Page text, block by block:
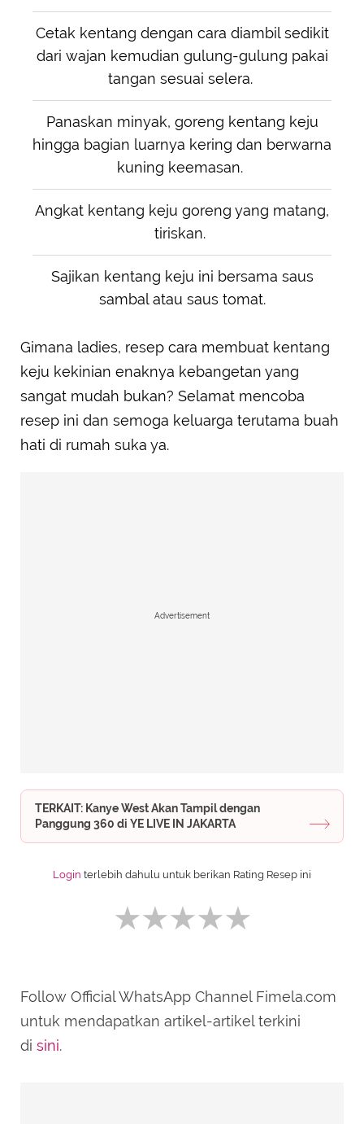
Cetak kentang dengan cara diambil sedikit
dari wajan kemudian gulung-gulung pakai
tangan sesuai selera.
Panaskan minyak, goreng kentang keju
hingga bagian luarnya kering dan berwarna
kuning keemasan.
Angkat kentang keju goreng yang matang,
tiriskan.
Sajikan kentang keju ini bersama saus
sambal atau saus tomat.
Gimana ladies, resep cara membuat kentang
keju kekinian enaknya kebangetan yang
sangat mudah bukan? Selamat mencoba
resep ini dan semoga keluarga terutama buah
hati di rumah suka ya.
Advertisement
TERKAIT: Kanye West Akan Tampil dengan
Panggung 360 di YE LIVE IN JAKARTA
Login terlebih dahulu untuk berikan Rating Resep ini
SUBMIT REVIEW
Follow Official WhatsApp Channel Fimela.com
untuk mendapatkan artikel-artikel terkini
di sini.